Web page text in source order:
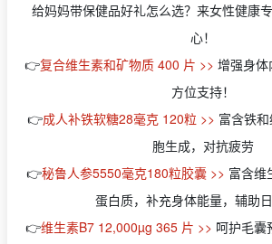
给妈妈带保健品好礼怎么选？来女性健康
心！
👉复合维生素和矿物质 400 片 >> 增强身
方位支持！
👉成人补铁软糖28毫克 120粒 >> 富含铁
胞生成，对抗疲劳
👉秘鲁人参5550毫克180粒胶囊 >> 富含维
蛋白质，补充身体能量，辅助
👉维生素B7 12,000µg 365 片 >> 呵护毛囊